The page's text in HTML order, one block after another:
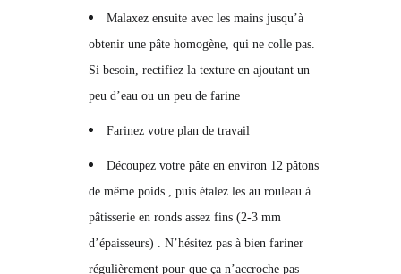
Malaxez ensuite avec les mains jusqu’à
obtenir une pâte homogène, qui ne colle pas.
Si besoin, rectifiez la texture en ajoutant un
peu d’eau ou un peu de farine
Farinez votre plan de travail
Découpez votre pâte en environ 12 pâtons
de même poids , puis étalez les au rouleau à
pâtisserie en ronds assez fins (2-3 mm
d’épaisseurs) . N’hésitez pas à bien fariner
régulièrement pour que ça n’accroche pas